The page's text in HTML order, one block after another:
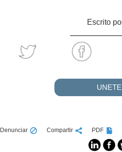
Escrito
UNETE
Denunciar Compartir PDF